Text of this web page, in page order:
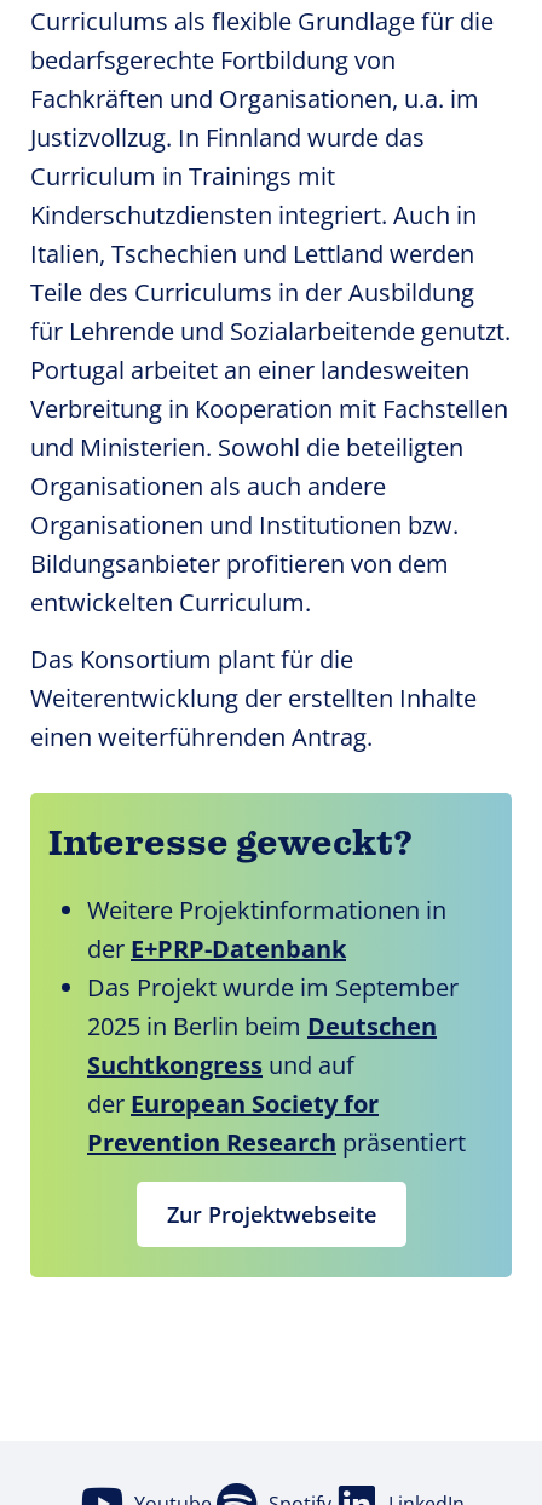
Curriculums als flexible Grundlage für die
bedarfsgerechte Fortbildung von
Fachkräften und Organisationen, u.a. im
Justizvollzug. In Finnland wurde das
Curriculum in Trainings mit
Kinderschutzdiensten integriert. Auch in
Italien, Tschechien und Lettland werden
Teile des Curriculums in der Ausbildung
für Lehrende und Sozialarbeitende genutzt.
Portugal arbeitet an einer landesweiten
Verbreitung in Kooperation mit Fachstellen
und Ministerien. Sowohl die beteiligten
Organisationen als auch andere
Organisationen und Institutionen bzw.
Bildungsanbieter profitieren von dem
entwickelten Curriculum.
Das Konsortium plant für die
Weiterentwicklung der erstellten Inhalte
einen weiterführenden Antrag.
Interesse geweckt?
Weitere Projektinformationen in
der E+PRP-Datenbank
Das Projekt wurde im September
2025 in Berlin beim Deutschen
Suchtkongress und auf
der European Society for
Prevention Research präsentiert
Zur Projektwebseite